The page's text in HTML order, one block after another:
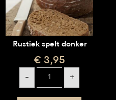
Rustiek spelt donker
€ 3,95
-
spelt
donker
aantal
+